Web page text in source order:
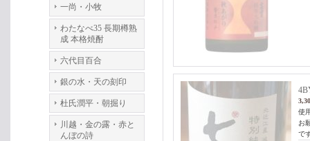
一尚・小牧
わたなべ35 長期樽熟
成 本格焼酎
六代目百合
銀の水・天の刻印
杜氏潤平・朝掘り
川越・金の露・赤と
んぼの詩
使
お
で